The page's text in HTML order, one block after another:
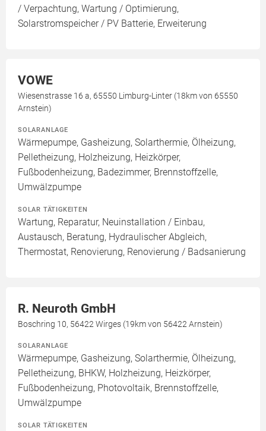
/ Verpachtung, Wartung / Optimierung,
Solarstromspeicher / PV Batterie, Erweiterung
VOWE
Wiesenstrasse 16 a, 65550 Limburg-Linter (18km von 65550
Arnstein)
SOLARANLAGE
Wärmepumpe, Gasheizung, Solarthermie, Ölheizung,
Pelletheizung, Holzheizung, Heizkörper,
Fußbodenheizung, Badezimmer, Brennstoffzelle,
Umwälzpumpe
SOLAR TÄTIGKEITEN
Wartung, Reparatur, Neuinstallation / Einbau,
Austausch, Beratung, Hydraulischer Abgleich,
Thermostat, Renovierung, Renovierung / Badsanierung
R. Neuroth GmbH
Boschring 10, 56422 Wirges (19km von 56422 Arnstein)
SOLARANLAGE
Wärmepumpe, Gasheizung, Solarthermie, Ölheizung,
Pelletheizung, BHKW, Holzheizung, Heizkörper,
Fußbodenheizung, Photovoltaik, Brennstoffzelle,
Umwälzpumpe
SOLAR TÄTIGKEITEN